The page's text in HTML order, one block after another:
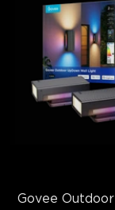
Govee Outdoor